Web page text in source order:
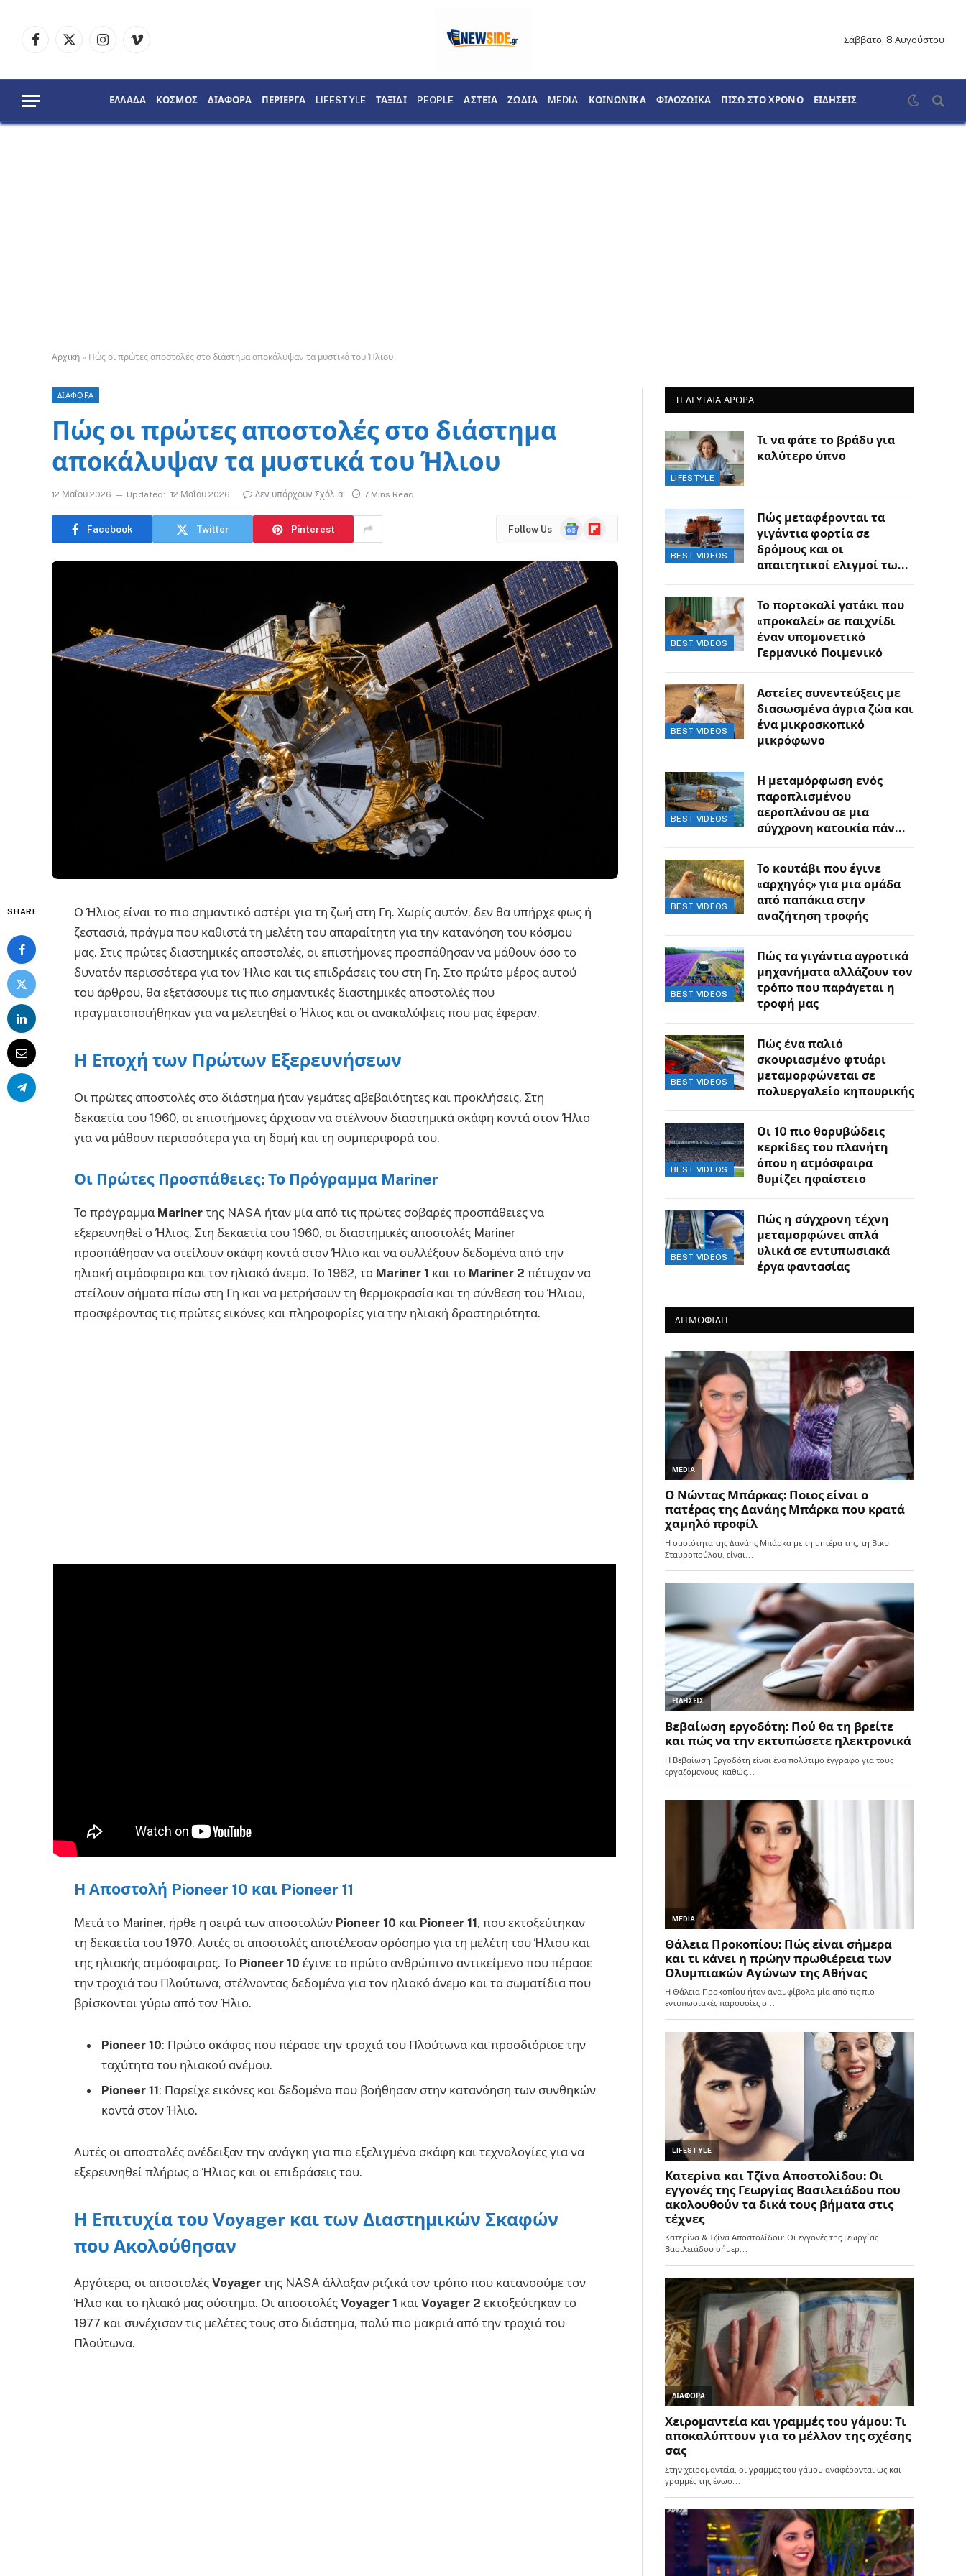
Facebook
X
InstagramVimeo
Σάββατο, 8 Αυγούστου
ΕΛΛΑΔΑ ΚΟΣΜΟΣ ΔΙΑΦΟΡΑ ΠΕΡΙΕΡΓΑ LIFESTYLE ΤΑΞΙΔΙ PEOPLE ΑΣΤΕΙΑ ΖΩΔΙΑ MEDIA ΚΟΙΝΩΝΙΚΑ ΦΙΛΟΖΩΙΚΑ ΠΙΣΩ ΣΤΟ ΧΡΟΝΟ ΕΙΔΗΣΕΙΣ
Αρχική » Πώς οι πρώτες αποστολές στο διάστημα αποκάλυψαν τα μυστικά του Ήλιου
ΔΙΑΦΟΡΑ
Πώς οι πρώτες αποστολές στο διάστημα
αποκάλυψαν τα μυστικά του Ήλιου
12 Μαΐου 2026 Updated: 12 Μαΐου 2026 Δεν υπάρχουν Σχόλια 7 Mins Read
Facebook Twitter Pinterest Follow Us
GoogleFlipboard
SHARE
Ο Ήλιος είναι το πιο σημαντικό αστέρι για τη ζωή στη Γη. Χωρίς αυτόν, δεν θα υπήρχε φως ή
ζεστασιά, πράγμα που καθιστά τη μελέτη του απαραίτητη για την κατανόηση του κόσμου
μας. Στις πρώτες διαστημικές αποστολές, οι επιστήμονες προσπάθησαν να μάθουν όσο το
δυνατόν περισσότερα για τον Ήλιο και τις επιδράσεις του στη Γη. Στο πρώτο μέρος αυτού
του άρθρου, θα εξετάσουμε τις πιο σημαντικές διαστημικές αποστολές που
πραγματοποιήθηκαν για να μελετηθεί ο Ήλιος και οι ανακαλύψεις που μας έφεραν.
Η Εποχή των Πρώτων Εξερευνήσεων
Οι πρώτες αποστολές στο διάστημα ήταν γεμάτες αβεβαιότητες και προκλήσεις. Στη
δεκαετία του 1960, οι επιστήμονες άρχισαν να στέλνουν διαστημικά σκάφη κοντά στον Ήλιο
για να μάθουν περισσότερα για τη δομή και τη συμπεριφορά του.
Οι Πρώτες Προσπάθειες: Το Πρόγραμμα Mariner
Το πρόγραμμα Mariner της NASA ήταν μία από τις πρώτες σοβαρές προσπάθειες να
εξερευνηθεί ο Ήλιος. Στη δεκαετία του 1960, οι διαστημικές αποστολές Mariner
προσπάθησαν να στείλουν σκάφη κοντά στον Ήλιο και να συλλέξουν δεδομένα από την
ηλιακή ατμόσφαιρα και τον ηλιακό άνεμο. Το 1962, το Mariner 1 και το Mariner 2 πέτυχαν να
στείλουν σήματα πίσω στη Γη και να μετρήσουν τη θερμοκρασία και τη σύνθεση του Ήλιου,
προσφέροντας τις πρώτες εικόνες και πληροφορίες για την ηλιακή δραστηριότητα.
Η Αποστολή Pioneer 10 και Pioneer 11
Μετά το Mariner, ήρθε η σειρά των αποστολών Pioneer 10 και Pioneer 11, που εκτοξεύτηκαν
τη δεκαετία του 1970. Αυτές οι αποστολές αποτέλεσαν ορόσημο για τη μελέτη του Ήλιου και
της ηλιακής ατμόσφαιρας. Το Pioneer 10 έγινε το πρώτο ανθρώπινο αντικείμενο που πέρασε
την τροχιά του Πλούτωνα, στέλνοντας δεδομένα για τον ηλιακό άνεμο και τα σωματίδια που
βρίσκονται γύρω από τον Ήλιο.
Pioneer 10: Πρώτο σκάφος που πέρασε την τροχιά του Πλούτωνα και προσδιόρισε την
ταχύτητα του ηλιακού ανέμου.
Pioneer 11: Παρείχε εικόνες και δεδομένα που βοήθησαν στην κατανόηση των συνθηκών
κοντά στον Ήλιο.
Αυτές οι αποστολές ανέδειξαν την ανάγκη για πιο εξελιγμένα σκάφη και τεχνολογίες για να
εξερευνηθεί πλήρως ο Ήλιος και οι επιδράσεις του.
Η Επιτυχία του Voyager και των Διαστημικών Σκαφών
που Ακολούθησαν
Αργότερα, οι αποστολές Voyager της NASA άλλαξαν ριζικά τον τρόπο που κατανοούμε τον
Ήλιο και το ηλιακό μας σύστημα. Οι αποστολές Voyager 1 και Voyager 2 εκτοξεύτηκαν το
1977 και συνέχισαν τις μελέτες τους στο διάστημα, πολύ πιο μακριά από την τροχιά του
Πλούτωνα.
ΤΕΛΕΥΤΑΙΑ ΑΡΘΡΑ
LIFESTYLE
Τι να φάτε το βράδυ για
καλύτερο ύπνο
BEST VIDEOS
Πώς μεταφέρονται τα
γιγάντια φορτία σε
δρόμους και οι
απαιτητικοί ελιγμοί των
BEST VIDEOS
Το πορτοκαλί γατάκι που
«προκαλεί» σε παιχνίδι
έναν υπομονετικό
Γερμανικό Ποιμενικό
BEST VIDEOS
Αστείες συνεντεύξεις με
διασωσμένα άγρια ζώα και
ένα μικροσκοπικό
μικρόφωνο
BEST VIDEOS
Η μεταμόρφωση ενός
παροπλισμένου
αεροπλάνου σε μια
σύγχρονη κατοικία πάνω
BEST VIDEOS
Το κουτάβι που έγινε
«αρχηγός» για μια ομάδα
από παπάκια στην
αναζήτηση τροφής
BEST VIDEOS
Πώς τα γιγάντια αγροτικά
μηχανήματα αλλάζουν τον
τρόπο που παράγεται η
τροφή μας
BEST VIDEOS
Πώς ένα παλιό
σκουριασμένο φτυάρι
μεταμορφώνεται σε
πολυεργαλείο κηπουρικής
BEST VIDEOS
Οι 10 πιο θορυβώδεις
κερκίδες του πλανήτη
όπου η ατμόσφαιρα
θυμίζει ηφαίστειο
BEST VIDEOS
Πώς η σύγχρονη τέχνη
μεταμορφώνει απλά
υλικά σε εντυπωσιακά
έργα φαντασίας
ΔΗΜΟΦΙΛΗ